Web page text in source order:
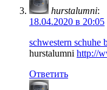
hurstalumni:
18.04.2020 в 20:05
schwestern schuhe
hurstalumni http://
Ответить